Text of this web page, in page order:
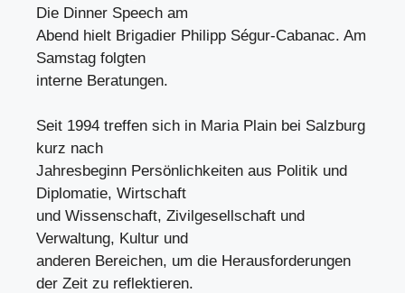
Die Dinner Speech am
Abend hielt Brigadier Philipp Ségur-Cabanac. Am
Samstag folgten
interne Beratungen.
Seit 1994 treffen sich in Maria Plain bei Salzburg
kurz nach
Jahresbeginn Persönlichkeiten aus Politik und
Diplomatie, Wirtschaft
und Wissenschaft, Zivilgesellschaft und
Verwaltung, Kultur und
anderen Bereichen, um die Herausforderungen
der Zeit zu reflektieren.